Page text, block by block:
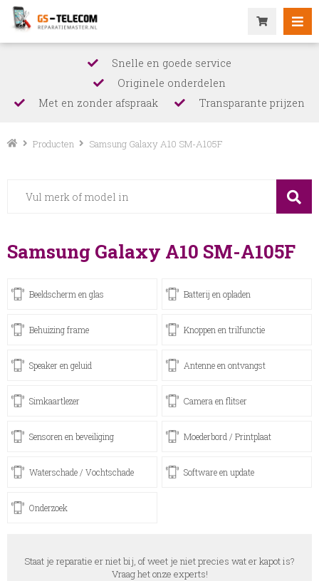
Snelle en goede service
Originele onderdelen
Met en zonder afspraak
Transparante prijzen
Producten Samsung Galaxy A10 SM-A105F
Samsung Galaxy A10 SM-A105F
Beeldscherm en glas Batterij en opladen
Behuizing frame Knoppen en trilfunctie
Speaker en geluid Antenne en ontvangst
Simkaartlezer Camera en flitser
Sensoren en beveiliging Moederbord / Printplaat
Waterschade / Vochtschade Software en update
Onderzoek
Staat je reparatie er niet bij, of weet je niet precies wat er kapot is?
Vraag het onze experts!